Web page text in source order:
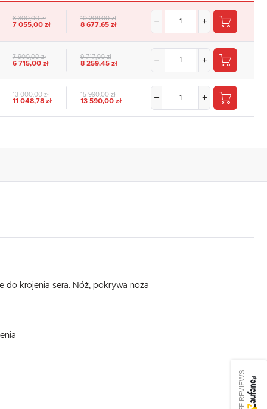
8 300,00 zł
7 055,00 zł
10 209,00 zł
8 677,65 zł
7 900,00 zł
6 715,00 zł
9 717,00 zł
8 259,45 zł
13 000,00 zł
11 048,78 zł
15 990,00 zł
13 590,00 zł
do krojenia sera. Nóż, pokrywa noża
SEE REVIEWS